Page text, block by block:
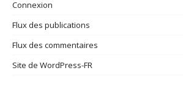
Connexion
Flux des publications
Flux des commentaires
Site de WordPress-FR